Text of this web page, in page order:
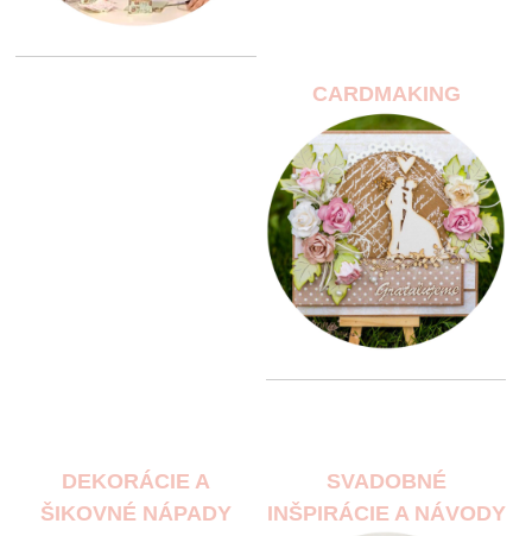
CARDMAKING
DEKORÁCIE A
ŠIKOVNÉ NÁPADY
SVADOBNÉ
INŠPIRÁCIE A NÁVODY